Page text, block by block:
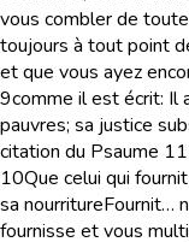
vous combler de
toujours à tout point
et que vous ayez
9comme il est écrit: Il
pauvres; sa justice
citation du Psaume
10Que celui qui
sa nourritureFournit…
fournisse et vous